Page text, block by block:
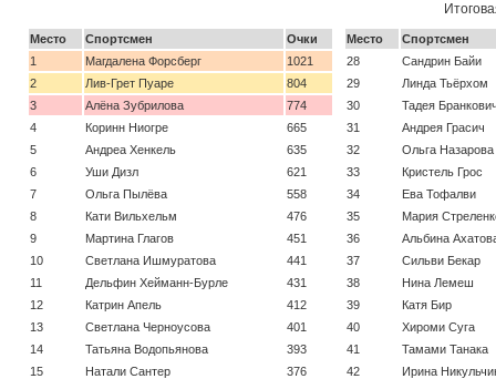
Место Спортсмен
Очки
1
Магдалена Форсберг
1021
2
Лив-Грет Пуаре
804
3
Алёна Зубрилова
774
4
Коринн Ниогре
665
5
Андреа Хенкель
635
6
Уши Дизл
621
7
Ольга Пылёва
558
8
Кати Вильхельм
476
9
Мартина Глагов
451
10
Светлана Ишмуратова
441
11
Дельфин Хейманн-Бурле
431
12
Катрин Апель
412
13
Светлана Черноусова
401
14
Татьяна Водопьянова
393
15
Натали Сантер
376
Место
Спортсмен
28
Сандрин Байи
29
Линда Тьёрхом
30
Тадея
31
Андрея Грасич
32
Ольга Назарова
33
Кристель Грос
34
Ева Тофалви
35
Мария
36
Альбина
37
Сильви Бекар
38
Нина Лемеш
39
Катя Бир
40
Хироми Суга
41
Тамами Танака
42
Ирина